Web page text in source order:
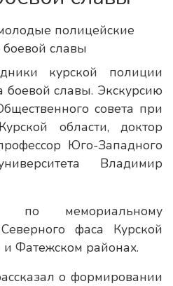
курской полиции
боевой славы. Экскурсию
совета при
области, доктор
Юго-Западного
Владимир
по мемориальному
фаса Курской
Фатежском районах.
о формировании